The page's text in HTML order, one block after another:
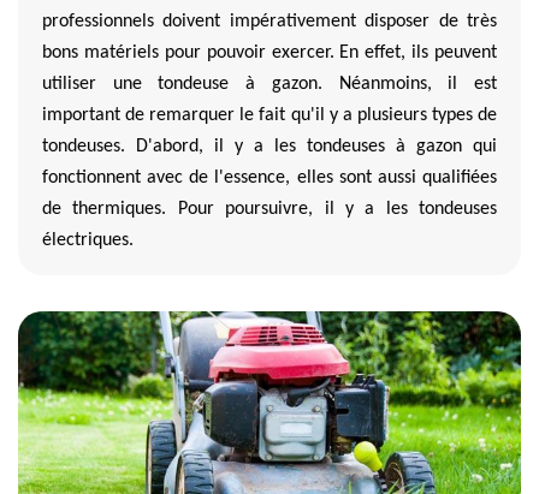
professionnels doivent impérativement disposer de très
bons matériels pour pouvoir exercer. En effet, ils peuvent
utiliser une tondeuse à gazon. Néanmoins, il est
important de remarquer le fait qu'il y a plusieurs types de
tondeuses. D'abord, il y a les tondeuses à gazon qui
fonctionnent avec de l'essence, elles sont aussi qualifiées
de thermiques. Pour poursuivre, il y a les tondeuses
électriques.